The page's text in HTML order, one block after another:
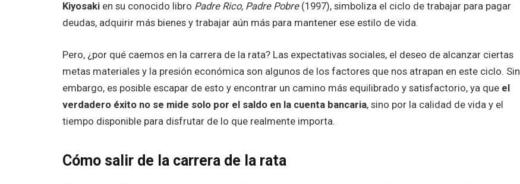
Kiyosaki en su conocido libro Padre Rico, Padre Pobre(1997), simboliza el ciclo de trabajar para pagar
deudas, adquirir más bienes y trabajar aún más para mantener ese estilo de vida.
Pero, ¿por qué caemos en la carrera de la rata? Las expectativas sociales, el deseo de alcanzar ciertas
metas materiales y la presión económica son algunos de los factores que nos atrapan en este ciclo. Sin
embargo, es posible escapar de esto y encontrar un camino más equilibrado y satisfactorio, ya que el
verdadero éxito no se mide solo por el saldo en la cuenta bancaria, sino por la calidad de vida y el
tiempo disponible para disfrutar de lo que realmente importa.
Cómo salir de la carrera de la rata